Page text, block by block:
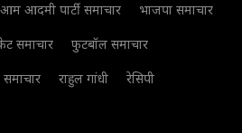
आम आदमी पार्टी समाचार
भाजपा समाचार
समाचार
फुटबॉल समाचार
समाचार राहुल गांधी
रेसिपी